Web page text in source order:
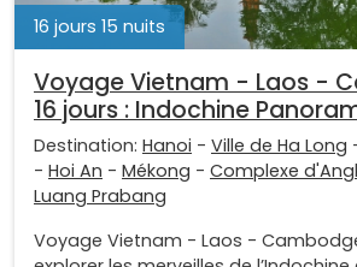
16 jours 15 nuits
Voyage Vietnam - Laos -
16 jours : Indochine
Destination: Hanoi - Ville de Ha Long
- Hoi An - Mékong - Complexe
Luang Prabang
Voyage Vietnam - Laos -